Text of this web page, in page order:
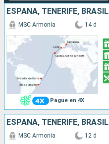
ESPAÑA, TENERIFE, BRASIL
Pague en 4X
MSC Armonia 14 d
ESPAÑA, TENERIFE, BRASIL
MSC Armonia 12 d